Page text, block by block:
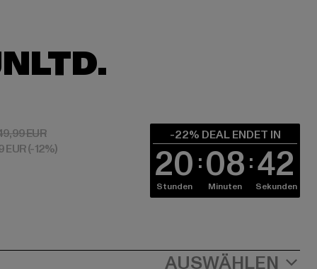
EUR
EURAktionspreis: 49,99 EUR
EUR(-12%)
-22% DEAL ENDET IN
20
Stunden 08
Minuten 42
Sekunden
AUSWÄHLEN